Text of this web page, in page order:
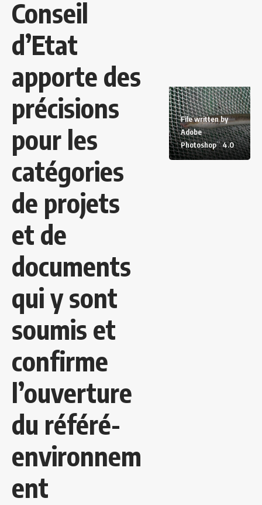
Conseil
d’Etat
apporte des
précisions
pour les
catégories
de projets
et de
documents
qui y sont
soumis et
confirme
l’ouverture
du référé-
environnem
ent
File written by
Adobe
Photoshop¨ 4.0